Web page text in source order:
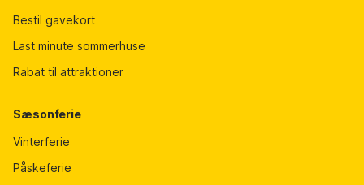
Bestil gavekort
Last minute sommerhuse
Rabat til attraktioner
Sæsonferie
Vinterferie
Påskeferie